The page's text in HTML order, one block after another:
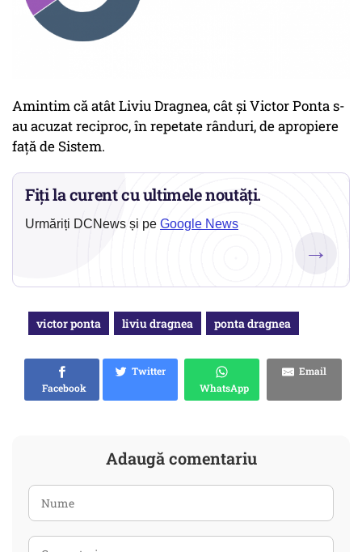
Amintim că atât Liviu Dragnea, cât și Victor Ponta s-
au acuzat reciproc, în repetate rânduri, de apropiere
față de Sistem.
Fiți la curent cu ultimele noutăți.
Urmăriți DCNews și pe Google News
→
victor ponta liviu dragnea ponta dragnea
Facebook
Twitter
WhatsApp
Email
Adaugă comentariu